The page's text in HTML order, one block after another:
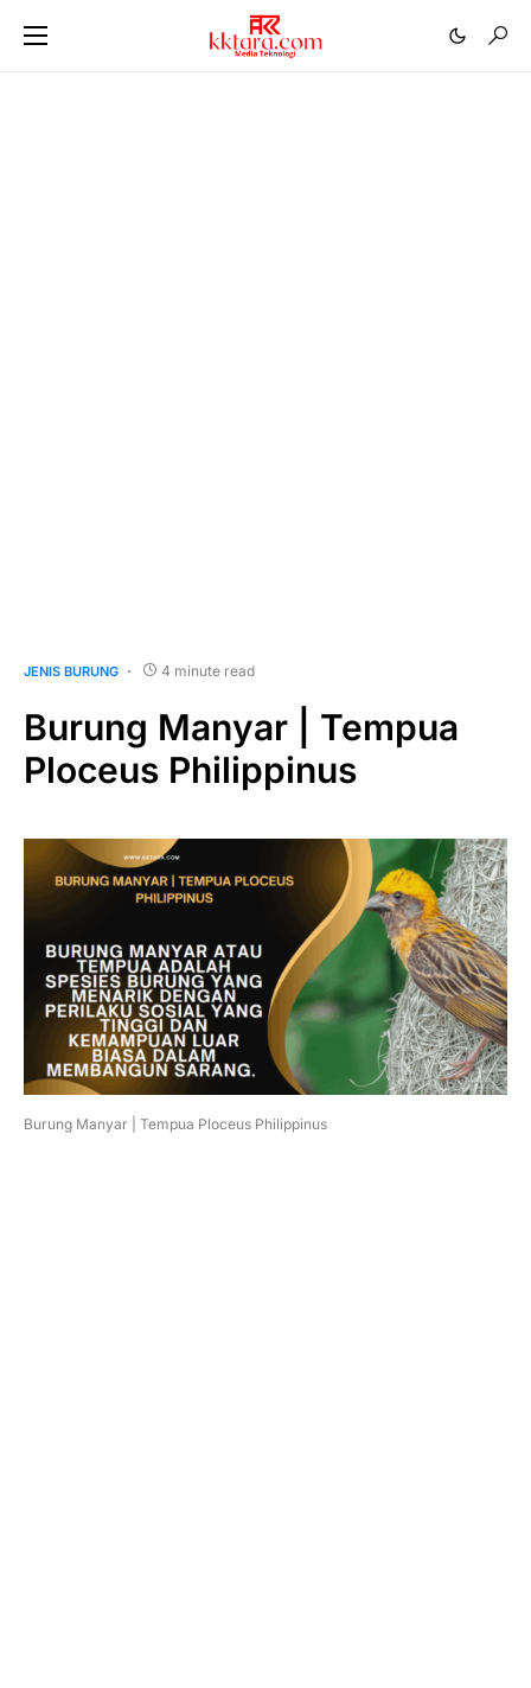
JENIS BURUNG 4 minute read
Burung Manyar | Tempua
Ploceus Philippinus
Burung Manyar | Tempua Ploceus Philippinus